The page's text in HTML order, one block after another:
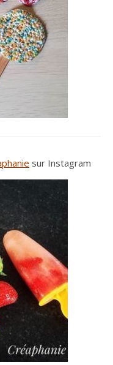
sur Instagram